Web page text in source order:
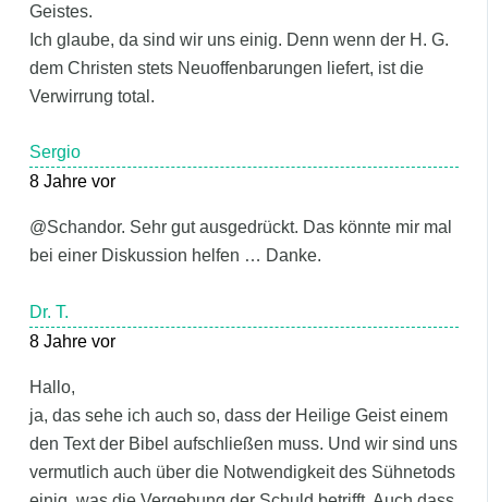
Geistes.
Ich glaube, da sind wir uns einig. Denn wenn der H. G.
dem Christen stets Neuoffenbarungen liefert, ist die
Verwirrung total.
Sergio
8 Jahre vor
@Schandor. Sehr gut ausgedrückt. Das könnte mir mal
bei einer Diskussion helfen … Danke.
Dr. T.
8 Jahre vor
Hallo,
ja, das sehe ich auch so, dass der Heilige Geist einem
den Text der Bibel aufschließen muss. Und wir sind uns
vermutlich auch über die Notwendigkeit des Sühnetods